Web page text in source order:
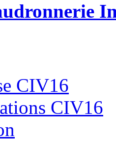
CIV16
CIV16